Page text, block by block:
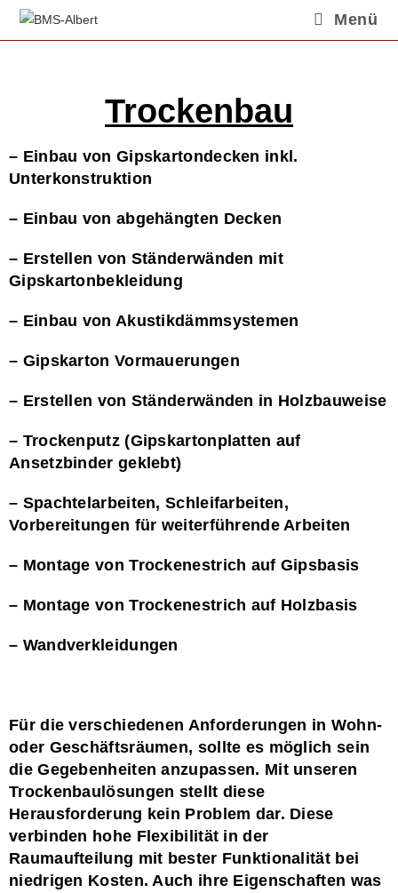
Menü
Trockenbau
– Einbau von Gipskartondecken inkl.
Unterkonstruktion
– Einbau von abgehängten Decken
– Erstellen von Ständerwänden mit
Gipskartonbekleidung
– Einbau von Akustikdämmsystemen
– Gipskarton Vormauerungen
– Erstellen von Ständerwänden in Holzbauweise
– Trockenputz (Gipskartonplatten auf
Ansetzbinder geklebt)
– Spachtelarbeiten, Schleifarbeiten,
Vorbereitungen für weiterführende Arbeiten
– Montage von Trockenestrich auf Gipsbasis
– Montage von Trockenestrich auf Holzbasis
– Wandverkleidungen
Für die verschiedenen Anforderungen in Wohn-
oder Geschäftsräumen, sollte es möglich sein
die Gegebenheiten anzupassen. Mit unseren
Trockenbaulösungen stellt diese
Herausforderung kein Problem dar. Diese
verbinden hohe Flexibilität in der
Raumaufteilung mit bester Funktionalität bei
niedrigen Kosten. Auch ihre Eigenschaften was